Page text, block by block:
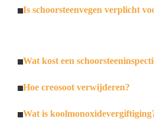
Is schoorsteenvegen verplicht
Wat kost een
Hoe creosoot verwijderen?
Wat is